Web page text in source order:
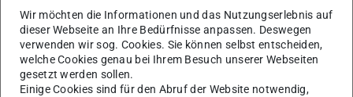
Tagespeicher benötigt keine Anlaufzeit und kann so gut
Energiespitzen ausgleichen. Die Kapazität wird nach der
Fertigstellung im Jahr 2027 im Tagesbetrieb 456 MWh
betragen. Durch die Umbauten wird sich die Leistung von
Wir möchten die Informationen und das Nutzungserlebnis auf
dieser Webseite an Ihre Bedürfnisse anpassen. Deswegen
verwenden wir sog. Cookies. Sie können selbst entscheiden,
welche Cookies genau bei Ihrem Besuch unserer Webseiten
gesetzt werden sollen.
Einige Cookies sind für den Abruf der Website notwendig,